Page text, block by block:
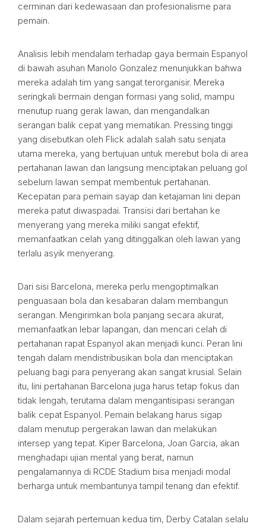
cerminan dari kedewasaan dan profesionalisme para
pemain.
Analisis lebih mendalam terhadap gaya bermain Espanyol
di bawah asuhan Manolo Gonzalez menunjukkan bahwa
mereka adalah tim yang sangat terorganisir. Mereka
seringkali bermain dengan formasi yang solid, mampu
menutup ruang gerak lawan, dan mengandalkan
serangan balik cepat yang mematikan. Pressing tinggi
yang disebutkan oleh Flick adalah salah satu senjata
utama mereka, yang bertujuan untuk merebut bola di area
pertahanan lawan dan langsung menciptakan peluang gol
sebelum lawan sempat membentuk pertahanan.
Kecepatan para pemain sayap dan ketajaman lini depan
mereka patut diwaspadai. Transisi dari bertahan ke
menyerang yang mereka miliki sangat efektif,
memanfaatkan celah yang ditinggalkan oleh lawan yang
terlalu asyik menyerang.
Dari sisi Barcelona, mereka perlu mengoptimalkan
penguasaan bola dan kesabaran dalam membangun
serangan. Mengirimkan bola panjang secara akurat,
memanfaatkan lebar lapangan, dan mencari celah di
pertahanan rapat Espanyol akan menjadi kunci. Peran lini
tengah dalam mendistribusikan bola dan menciptakan
peluang bagi para penyerang akan sangat krusial. Selain
itu, lini pertahanan Barcelona juga harus tetap fokus dan
tidak lengah, terutama dalam mengantisipasi serangan
balik cepat Espanyol. Pemain belakang harus sigap
dalam menutup pergerakan lawan dan melakukan
intersep yang tepat. Kiper Barcelona, Joan Garcia, akan
menghadapi ujian mental yang berat, namun
pengalamannya di RCDE Stadium bisa menjadi modal
berharga untuk membantunya tampil tenang dan efektif.
Dalam sejarah pertemuan kedua tim, Derby Catalan selalu